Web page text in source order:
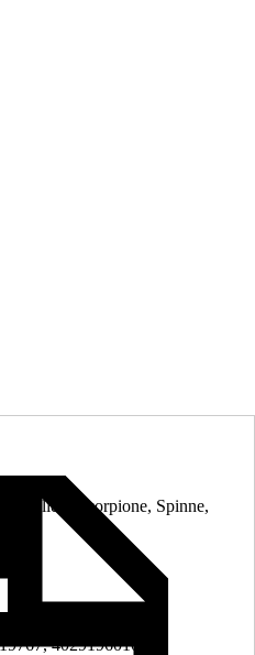
Skorpione, Spinne,
4029196010019